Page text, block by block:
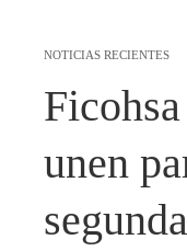
NOTICIAS RECIENTES
unen